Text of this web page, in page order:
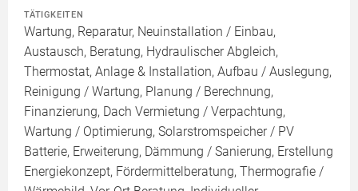
TÄTIGKEITEN
Wartung, Reparatur, Neuinstallation / Einbau,
Austausch, Beratung, Hydraulischer Abgleich,
Thermostat, Anlage & Installation, Aufbau / Auslegung,
Reinigung / Wartung, Planung / Berechnung,
Finanzierung, Dach Vermietung / Verpachtung,
Wartung / Optimierung, Solarstromspeicher / PV
Batterie, Erweiterung, Dämmung / Sanierung, Erstellung
Energiekonzept, Fördermittelberatung, Thermografie /